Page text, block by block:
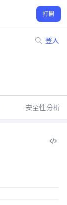
打開
登入
安全性分析